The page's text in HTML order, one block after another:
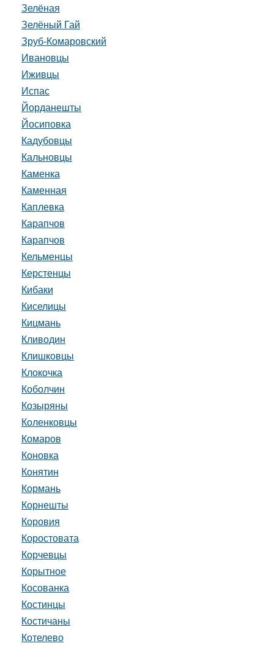
Зелёная
Зелёный Гай
Зруб-Комаровский
Ивановцы
Иживцы
Испас
Йорданешты
Йосиповка
Кадубовцы
Кальновцы
Каменка
Каменная
Каплевка
Карапчов
Карапчов
Кельменцы
Керстенцы
Кибаки
Киселицы
Кицмань
Кливодин
Клишковцы
Клокочка
Коболчин
Козыряны
Коленковцы
Комаров
Коновка
Конятин
Кормань
Корнешты
Коровия
Коростовата
Корчевцы
Корытное
Косованка
Костинцы
Костичаны
Котелево